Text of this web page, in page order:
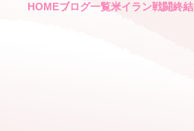
HOMEブログ一覧米イラン戦闘終結